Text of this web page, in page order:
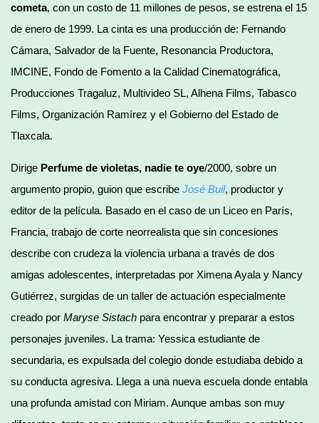
cometa, con un costo de 11 millones de pesos, se estrena el 15
de enero de 1999. La cinta es una producción de: Fernando
Cámara, Salvador de la Fuente, Resonancia Productora,
IMCINE, Fondo de Fomento a la Calidad Cinematográfica,
Producciones Tragaluz, Multivideo SL, Alhena Films, Tabasco
Films, Organización Ramírez y el Gobierno del Estado de
Tlaxcala.
Dirige Perfume de violetas, nadie te oye/2000, sobre un
argumento propio, guion que escribe José Buil, productor y
editor de la película. Basado en el caso de un Liceo en París,
Francia, trabajo de corte neorrealista que sin concesiones
describe con crudeza la violencia urbana a través de dos
amigas adolescentes, interpretadas por Ximena Ayala y Nancy
Gutiérrez, surgidas de un taller de actuación especialmente
creado por Maryse Sistach para encontrar y preparar a estos
personajes juveniles. La trama: Yessica estudiante de
secundaria, es expulsada del colegio donde estudiaba debido a
su conducta agresiva. Llega a una nueva escuela donde entabla
una profunda amistad con Miriam. Aunque ambas son muy